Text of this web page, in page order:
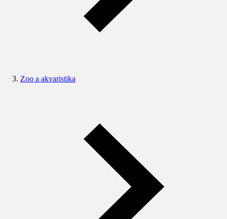
Zoo a akvaristika